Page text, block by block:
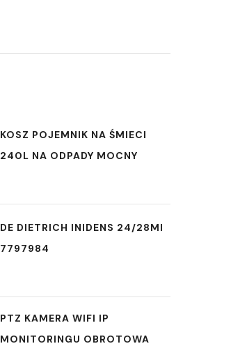
KOSZ POJEMNIK NA ŚMIECI
240L NA ODPADY MOCNY
DE DIETRICH INIDENS 24/28MI
7797984
PTZ KAMERA WIFI IP
MONITORINGU OBROTOWA